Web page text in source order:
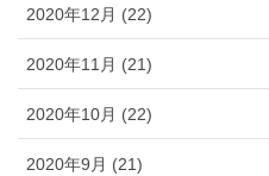
2020年12月 (22)
2020年11月 (21)
2020年10月 (22)
2020年9月 (21)